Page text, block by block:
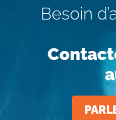
Besoin